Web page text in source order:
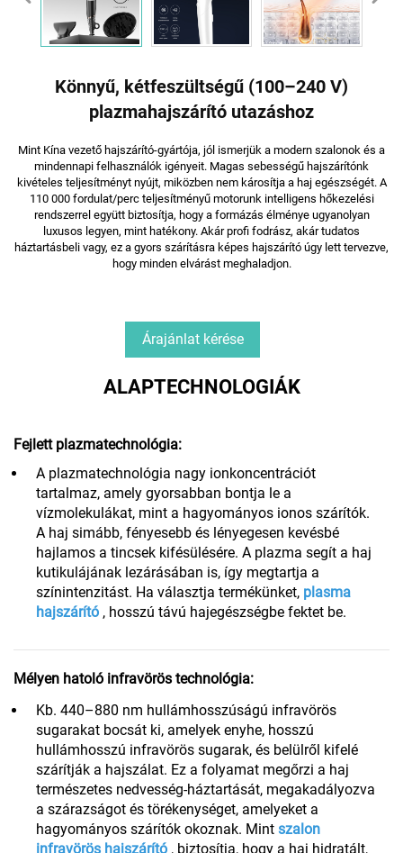
Könnyű, kétfeszültségű (100–240 V)
plazmahajszárító utazáshoz
Mint Kína vezető hajszárító-gyártója, jól ismerjük a modern szalonok és a
mindennapi felhasználók igényeit. Magas sebességű hajszárítónk
kivételes teljesítményt nyújt, miközben nem károsítja a haj egészségét. A
110 000 fordulat/perc teljesítményű motorunk intelligens hőkezelési
rendszerrel együtt biztosítja, hogy a formázás élménye ugyanolyan
luxusos legyen, mint hatékony. Akár profi fodrász, akár tudatos
háztartásbeli vagy, ez a gyors szárításra képes hajszárító úgy lett tervezve,
hogy minden elvárást meghaladjon.
Árajánlat kérése
ALAPTECHNOLOGIÁK
Fejlett plazmatechnológia:
A plazmatechnológia nagy ionkoncentrációt
tartalmaz, amely gyorsabban bontja le a
vízmolekulákat, mint a hagyományos ionos szárítók.
A haj simább, fényesebb és lényegesen kevésbé
hajlamos a tincsek kifésülésére. A plazma segít a haj
kutikulájának lezárásában is, így megtartja a
színintenzitást. Ha választja termékünket, plasma
hajszárító , hosszú távú hajegészségbe fektet be.
Mélyen hatoló infravörös technológia:
Kb. 440–880 nm hullámhosszúságú infravörös
sugarakat bocsát ki, amelyek enyhe, hosszú
hullámhosszú infravörös sugarak, és belülről kifelé
szárítják a hajszálat. Ez a folyamat megőrzi a haj
természetes nedvesség-háztartását, megakadályozva
a szárazságot és törékenységet, amelyeket a
hagyományos szárítók okoznak. Mint szalon
infravörös hajszárító , biztosítja, hogy a haj hidratált,